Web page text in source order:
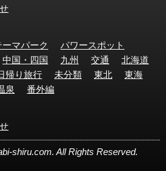
ーマパーク
パワースポット
中国・四国 九州 交通
北海道
帰り旅行 未分類 東北
東海
泉 番外編
shiru.com. All Rights Reserved.